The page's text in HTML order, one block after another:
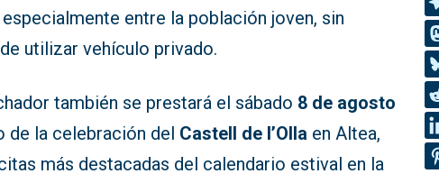
entre la población joven, sin
utilizar vehículo privado.
también se prestará el sábado 8 de agosto
de la celebración del Castell de l’Olla en Altea,
más destacadas del calendario estival en la